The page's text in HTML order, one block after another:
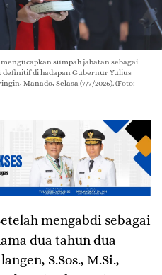
mengucapkan sumpah jabatan sebagai
definitif di hadapan Gubernur Yulius
Manado, Selasa (7/7/2026). (Foto:
mengabdi sebagai
dua tahun dua
S.Sos., M.Si.,